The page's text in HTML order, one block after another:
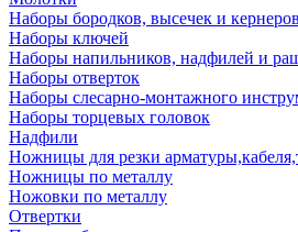
Наборы бородков, высечек и кернеров
Наборы ключей
Наборы напильников, надфилей и
Наборы отверток
Наборы слесарно-монтажного
Наборы торцевых головок
Надфили
Ножницы для резки
Ножницы по металлу
Ножовки по металлу
Отвертки